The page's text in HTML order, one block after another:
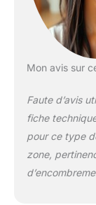
Mon avis sur
Faute d’avis
fiche
pour ce type
zone,